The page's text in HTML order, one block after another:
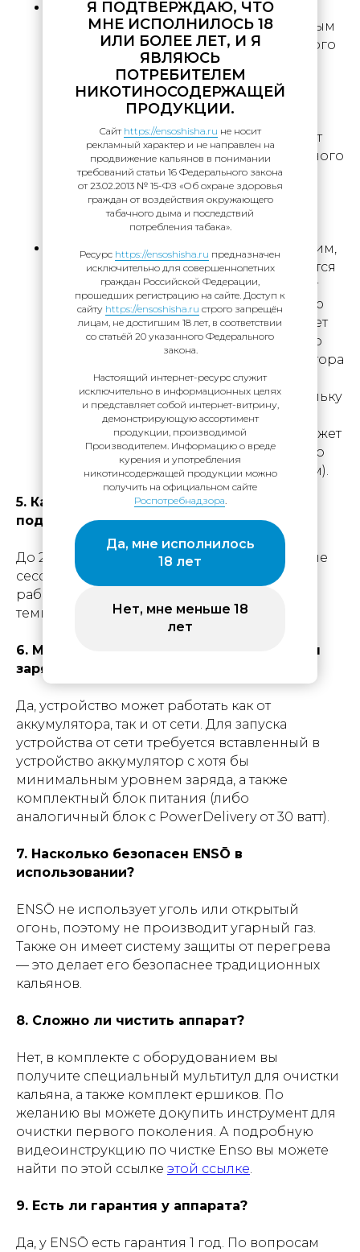
G-режим (зеленая индикация) – более
агрессивный ручной режим с линейным
распределением мощности. За счет этого
G-режим дает больше тепла и
повышенную мощность. Это позволяет
получить более интенсивное
парообразование и сильнее
компенсирует падение температуры от
частых затяжек — но требует повышенного
внимания, чтобы не перегреть табак.
Подходит для более опытных
пользователей Enso, которые хотят
получить от устройства максимум.
BLUE-режим (синяя индикация) – режим,
при котором терморегулятор становится
неактивным. При переключении в этот
режим устройство запоминает текущую
установку температуры и поддерживает
ее аналогично оранжевому режиму, но
последующее вращение терморегулятора
не будет ничего менять. Этот режим
подходит для сегмента HoReCa, поскольку
позволяет вынести гостю “кальян без
щипцов”, в котором только мастер сможет
менять температуру (путем временного
перехода обратно в оранжевый режим).
5. Как долго ENSŌ работает без
подзарядки?
До 2 часов автономной работы или 2 полные
сессии на полном заряде. Точное время
работы зависит от выставленных настроек
температуры.
6. Можно ли использовать ENSŌ во время
зарядки от сети?
Да, устройство может работать как от
аккумулятора, так и от сети. Для запуска
устройства от сети требуется вставленный в
устройство аккумулятор с хотя бы
минимальным уровнем заряда, а также
комплектный блок питания (либо
аналогичный блок с PowerDelivery от 30 ватт).
7. Насколько безопасен ENSŌ в
использовании?
ENSŌ не использует уголь или открытый
огонь, поэтому не производит угарный газ.
Также он имеет систему защиты от перегрева
— это делает его безопаснее традиционных
кальянов.
8. Сложно ли чистить аппарат?
Нет, в комплекте с оборудованием вы
получите специальный мультитул для очистки
кальяна, а также комплект ершиков. По
желанию вы можете докупить инструмент для
очистки первого поколения. А подробную
видеоинструкцию по чистке Enso вы можете
найти по этой ссылке этой ссылке
9. Есть ли гарантия у аппарата?
Да, у ENSŌ есть гарантия 1 год. По вопросам
Я ПОДТВЕРЖДАЮ, ЧТО
МНЕ ИСПОЛНИЛОСЬ 18
ИЛИ БОЛЕЕ ЛЕТ, И Я
ЯВЛЯЮСЬ
ПОТРЕБИТЕЛЕМ
НИКОТИНОСОДЕРЖАЩЕЙ
ПРОДУКЦИИ.
Сайт https://ensoshisha.ru не носит
рекламный характер и не направлен на
продвижение кальянов в понимании
требований статьи 16 Федерального закона
от 23.02.2013 № 15-ФЗ «Об охране здоровья
граждан от воздействия окружающего
табачного дыма и последствий
потребления табака».
Ресурс https://ensoshisha.ru предназначен
исключительно для совершеннолетних
граждан Российской Федерации,
прошедших регистрацию на сайте. Доступ к
сайту https://ensoshisha.ru строго запрещён
лицам, не достигшим 18 лет, в соответствии
со статьёй 20 указанного Федерального
закона.
Настоящий интернет-ресурс служит
исключительно в информационных целях
и представляет собой интернет-витрину,
демонстрирующую ассортимент
продукции, производимой
Производителем. Информацию о вреде
курения и употребления
никотинсодержащей продукции можно
получить на официальном сайте
Роспотребнадзора
Да, мне исполнилось
18 лет
Нет, мне меньше 18
лет